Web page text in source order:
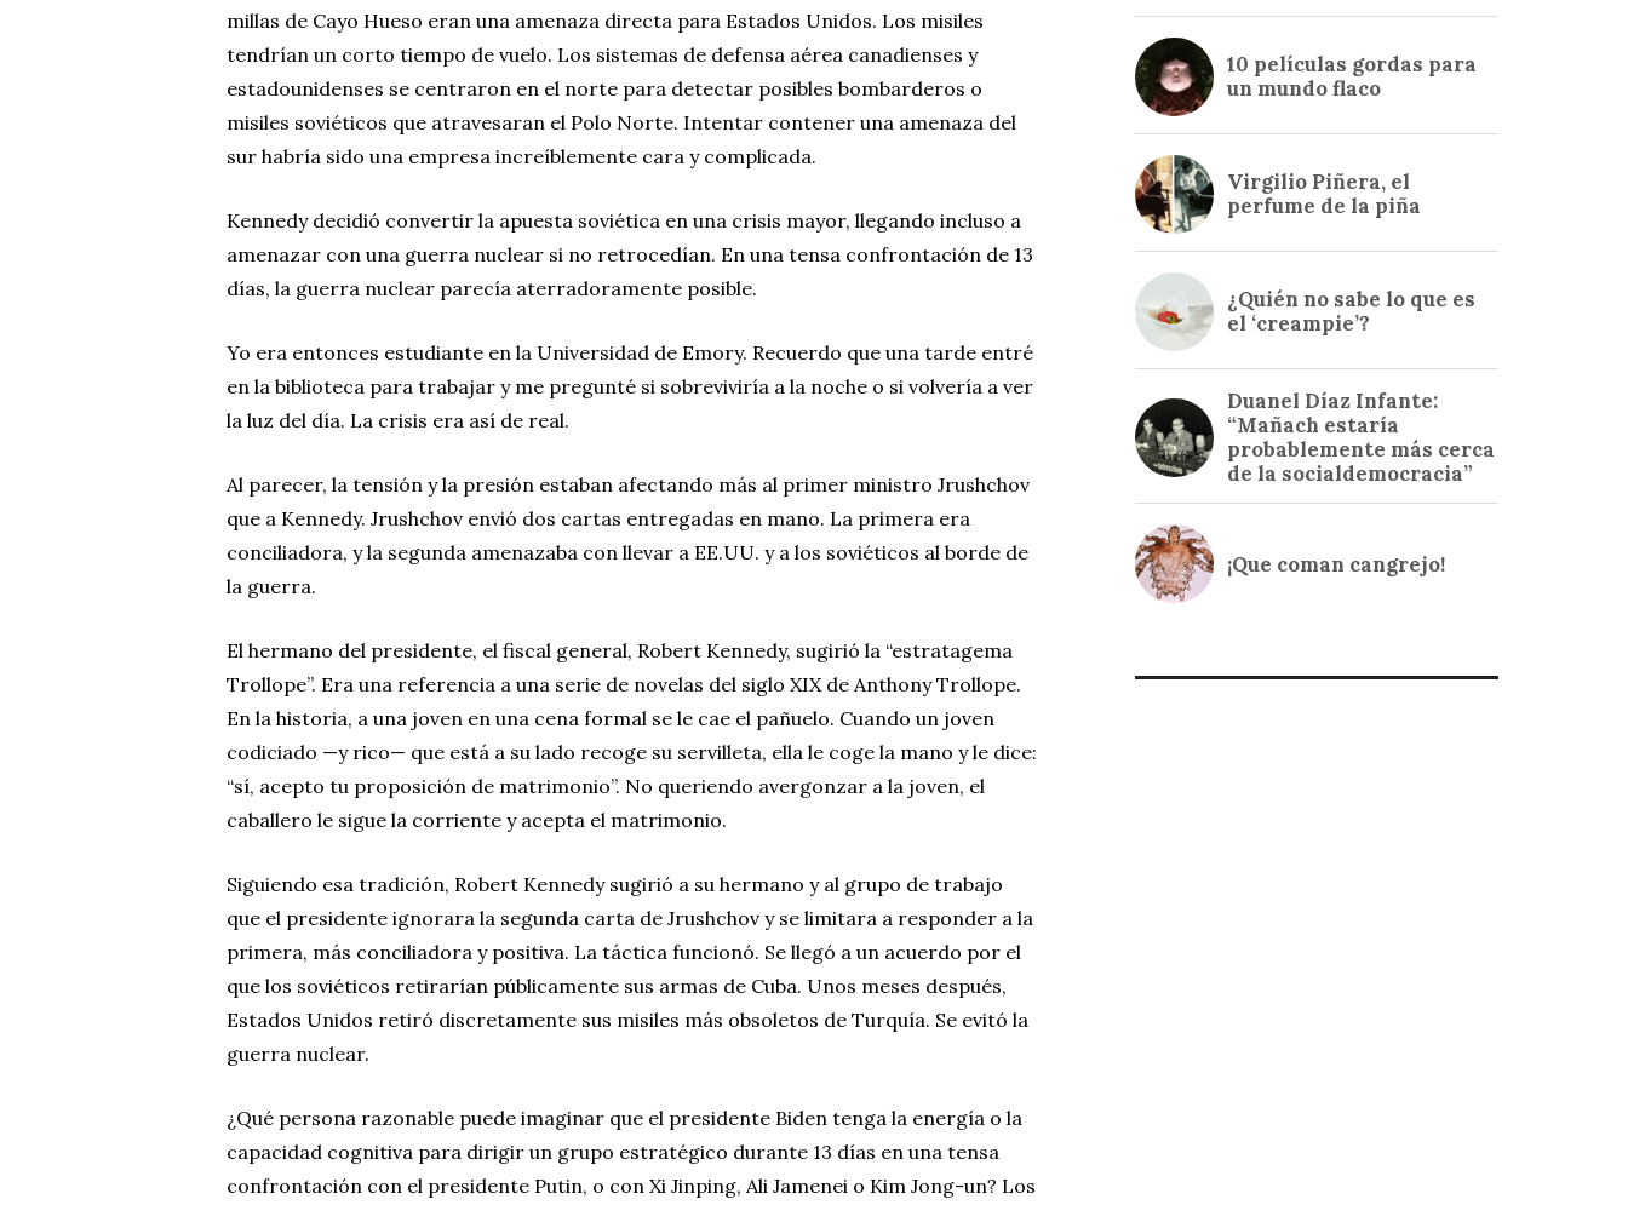
millas de Cayo Hueso eran una amenaza directa para Estados Unidos. Los misiles
tendrían un corto tiempo de vuelo. Los sistemas de defensa aérea canadienses y
estadounidenses se centraron en el norte para detectar posibles bombarderos o
misiles soviéticos que atravesaran el Polo Norte. Intentar contener una amenaza del
sur habría sido una empresa increíblemente cara y complicada.
Kennedy decidió convertir la apuesta soviética en una crisis mayor, llegando incluso a
amenazar con una guerra nuclear si no retrocedían. En una tensa confrontación de 13
días, la guerra nuclear parecía aterradoramente posible.
Yo era entonces estudiante en la Universidad de Emory. Recuerdo que una tarde entré
en la biblioteca para trabajar y me pregunté si sobreviviría a la noche o si volvería a ver
la luz del día. La crisis era así de real.
Al parecer, la tensión y la presión estaban afectando más al primer ministro Jrushchov
que a Kennedy. Jrushchov envió dos cartas entregadas en mano. La primera era
conciliadora, y la segunda amenazaba con llevar a EE.UU. y a los soviéticos al borde de
la guerra.
El hermano del presidente, el fiscal general, Robert Kennedy, sugirió la “estratagema
Trollope”. Era una referencia a una serie de novelas del siglo XIX de Anthony Trollope.
En la historia, a una joven en una cena formal se le cae el pañuelo. Cuando un joven
codiciado —y rico— que está a su lado recoge su servilleta, ella le coge la mano y le dice:
“sí, acepto tu proposición de matrimonio”. No queriendo avergonzar a la joven, el
caballero le sigue la corriente y acepta el matrimonio.
Siguiendo esa tradición, Robert Kennedy sugirió a su hermano y al grupo de trabajo
que el presidente ignorara la segunda carta de Jrushchov y se limitara a responder a la
primera, más conciliadora y positiva. La táctica funcionó. Se llegó a un acuerdo por el
que los soviéticos retirarían públicamente sus armas de Cuba. Unos meses después,
Estados Unidos retiró discretamente sus misiles más obsoletos de Turquía. Se evitó la
guerra nuclear.
¿Qué persona razonable puede imaginar que el presidente Biden tenga la energía o la
capacidad cognitiva para dirigir un grupo estratégico durante 13 días en una tensa
confrontación con el presidente Putin, o con Xi Jinping, Ali Jamenei o Kim Jong-un? Los